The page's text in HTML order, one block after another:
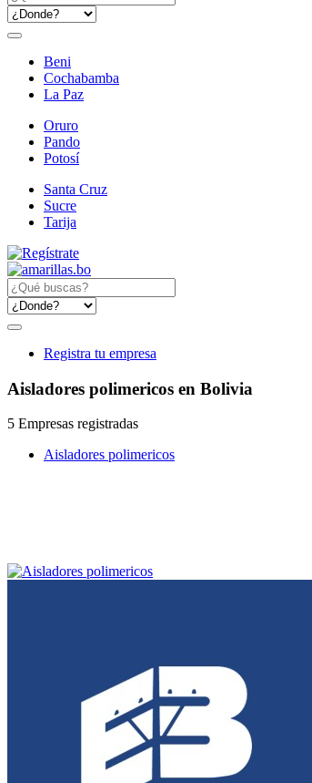
Beni
Cochabamba
La Paz
Oruro
Pando
Potosí
Santa Cruz
Sucre
Tarija
Registra tu empresa
Aisladores polimericos en Bolivia
5 Empresas registradas
Aisladores polimericos